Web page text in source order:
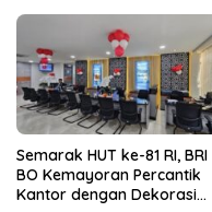
Semarak HUT ke-81 RI, BRI
BO Kemayoran Percantik
Kantor dengan Dekorasi